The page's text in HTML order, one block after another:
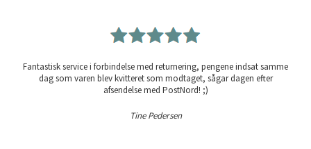
Fantastisk service i forbindelse med returnering, pengene indsat samme
dag som varen blev kvitteret som modtaget, sågar dagen efter
afsendelse med PostNord! ;)
Tine Pedersen